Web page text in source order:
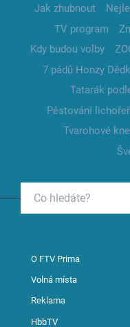
Jak zhubnout
TV program
Kdy budou volby
7 pádů Honzy
Tatarák
Pěstování
Tvarohové
O FTV Prima
Volná místa
Reklama
HbbTV